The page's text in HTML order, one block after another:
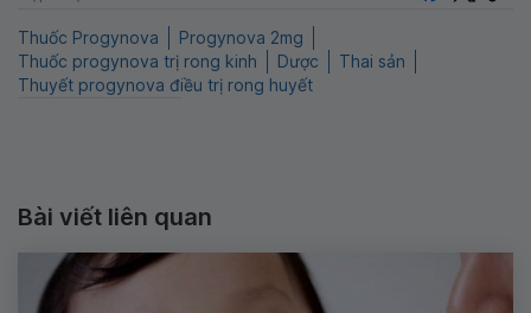
Thuốc Progynova
Progynova 2mg
Thuốc progynova trị rong kinh
Dược
Thai sản
Thuyết progynova điều trị rong huyết
Bài viết liên quan